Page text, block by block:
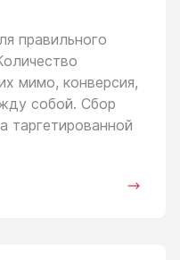
правильного
мимо, конверсия,
собой. Сбор
таргетированной